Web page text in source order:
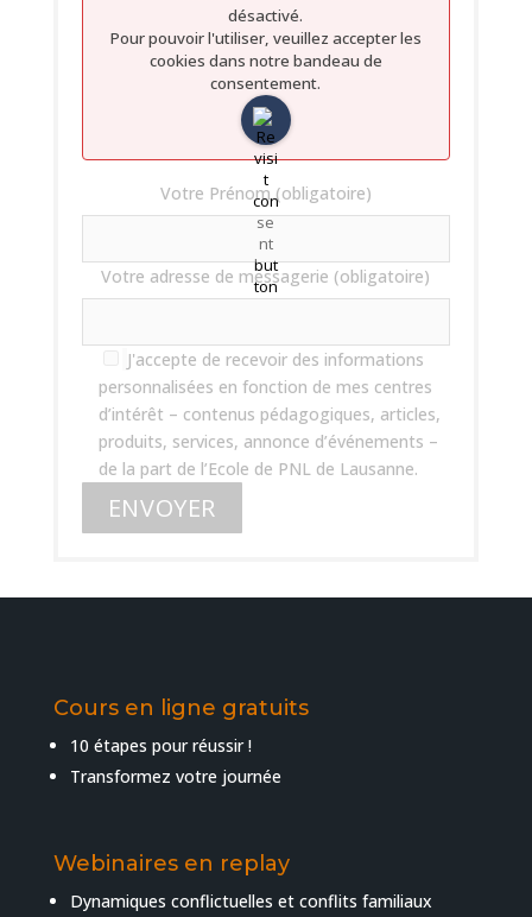
désactivé.
Pour pouvoir l'utiliser, veuillez accepter les
cookies dans notre bandeau de
consentement.
Votre Prénom (obligatoire)
Votre adresse de messagerie (obligatoire)
J'accepte de recevoir des informations
personnalisées en fonction de mes centres
d’intérêt – contenus pédagogiques, articles,
produits, services, annonce d’événements –
de la part de l’Ecole de PNL de Lausanne.
Cours en ligne gratuits
10 étapes pour réussir !
Transformez votre journée
Webinaires en replay
Dynamiques conflictuelles et conflits familiaux